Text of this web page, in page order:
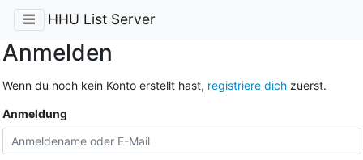
HHU List Server
Anmelden
Wenn du noch kein Konto erstellt hast, registriere dichzuerst.
Anmeldung